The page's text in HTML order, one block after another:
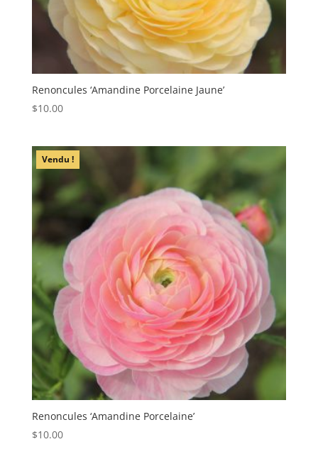
Renoncules ‘Amandine Porcelaine Jaune’
$10.00
Vendu !
Renoncules ‘Amandine Porcelaine’
$10.00